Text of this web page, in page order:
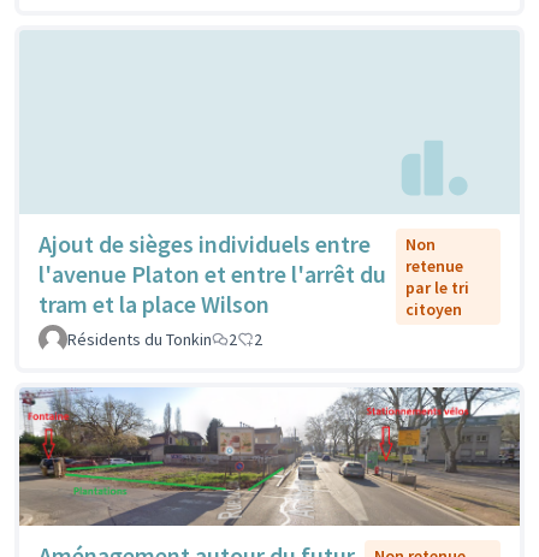
Ajout de sièges individuels entre
l'avenue Platon et entre l'arrêt du
tram et la place Wilson
Non
retenue
par le tri
citoyen
Résidents du Tonkin
2 2